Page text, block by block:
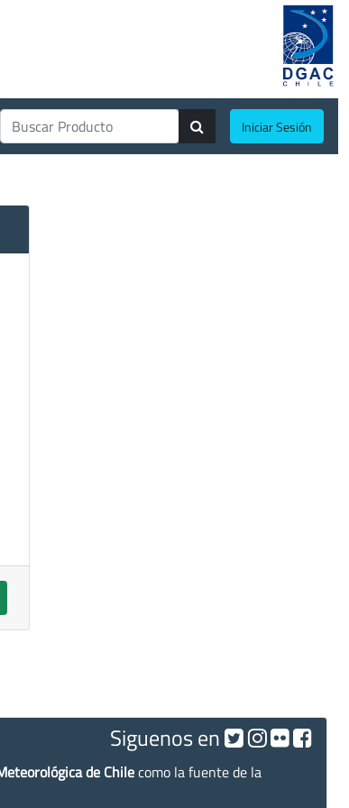
Iniciar Sesión
Siguenos en
de Chilecomo la fuente de la